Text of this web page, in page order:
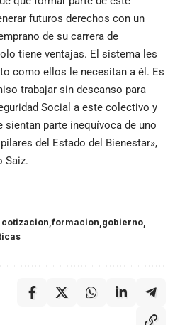
futuros derechos con un
de su carrera de
tiene ventajas. El sistema les
como ellos le necesitan a él. Es
trabajar sin descanso para
Social a este colectivo y
sientan parte inequívoca de uno
del Estado del Bienestar»,
Saiz.
cotizacion formacion gobierno